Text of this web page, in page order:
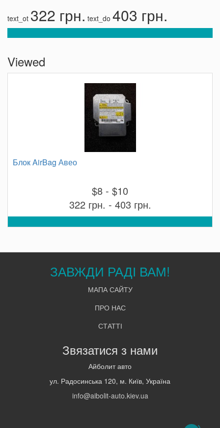
text_ot 322 грн. text_do 403 грн.
Viewed
Блок AirBag Авео
$8 - $10
322 грн. - 403 грн.
ЗАВЖДИ РАДІ ВАМ!
МАПА САЙТУ
ПРО НАС
СТАТТІ
Звязатися з нами
Айболит авто
ул. Радосинська 120, м. Київ, Україна
info@aibolit-auto.kiev.ua